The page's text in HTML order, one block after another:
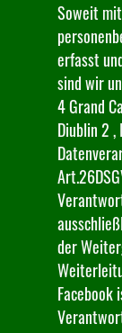
Soweit
erfasst
sind wir
4 Grand
Diublin 2 ,
der
Facebook